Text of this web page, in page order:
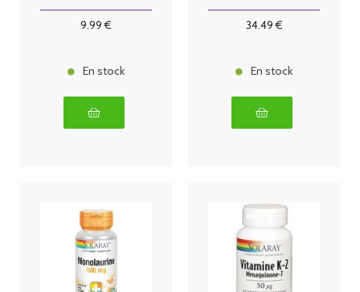
9.99 €
En stock
34.49€
En stock